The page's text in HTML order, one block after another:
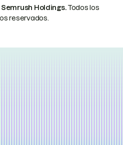
Semrush Holdings.Todos los
reservados.